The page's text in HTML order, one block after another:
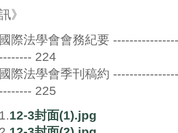
》
際法學會會務紀要
224
際法學會季刊稿約
225
12-3封面(1).jpg